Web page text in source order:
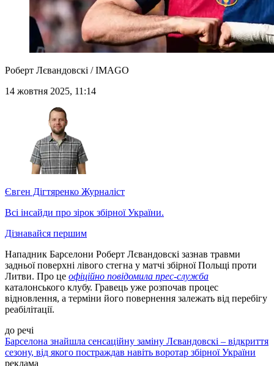
Роберт Лєвандовскі / IMAGO
14 жовтня 2025, 11:14
Євген Дігтяренко Журналіст
Всі інсайди про зірок збірної України.
Дізнавайся першим
Нападник Барселони Роберт Лєвандовскі зазнав травми
задньої поверхні лівого стегна у матчі збірної Польщі проти
Литви. Про це офіційно повідомила прес-служба
каталонського клубу. Гравець уже розпочав процес
відновлення, а терміни його повернення залежать від перебігу
реабілітації.
до речі
Барселона знайшла сенсаційну заміну Лєвандовскі – відкриття
сезону, від якого постраждав навіть воротар збірної України
реклама